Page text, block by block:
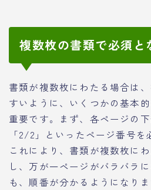
複数枚の書類で必須と
書類が複数枚にわたる場合は
すいように、いくつかの基本
重要です。まず、各ページの下
「2/2」といったページ番号を
これにより、書類が複数枚に
し、万が一ページがバラバラ
も、順番が分かるようになりま